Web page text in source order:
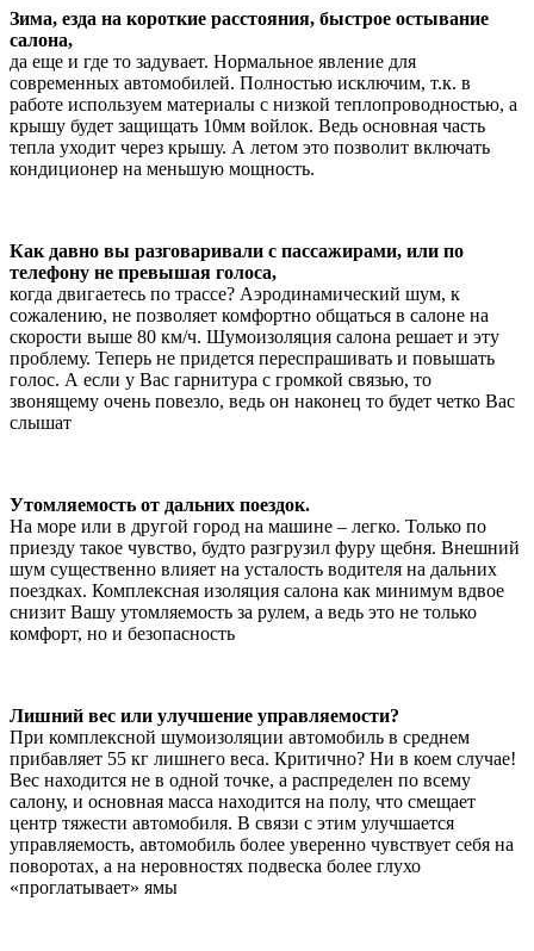
Зима, езда на короткие расстояния, быстрое остывание
салона,
да еще и где то задувает. Нормальное явление для
современных автомобилей. Полностью исключим, т.к. в
работе используем материалы с низкой теплопроводностью, а
крышу будет защищать 10мм войлок. Ведь основная часть
тепла уходит через крышу. А летом это позволит включать
кондиционер на меньшую мощность.
Как давно вы разговаривали с пассажирами, или по
телефону не превышая голоса,
когда двигаетесь по трассе? Аэродинамический шум, к
сожалению, не позволяет комфортно общаться в салоне на
скорости выше 80 км/ч. Шумоизоляция салона решает и эту
проблему. Теперь не придется переспрашивать и повышать
голос. А если у Вас гарнитура с громкой связью, то
звонящему очень повезло, ведь он наконец то будет четко Вас
слышат
Утомляемость от дальних поездок.
На море или в другой город на машине – легко. Только по
приезду такое чувство, будто разгрузил фуру щебня. Внешний
шум существенно влияет на усталость водителя на дальних
поездках. Комплексная изоляция салона как минимум вдвое
снизит Вашу утомляемость за рулем, а ведь это не только
комфорт, но и безопасность
Лишний вес или улучшение управляемости?
При комплексной шумоизоляции автомобиль в среднем
прибавляет 55 кг лишнего веса. Критично? Ни в коем случае!
Вес находится не в одной точке, а распределен по всему
салону, и основная масса находится на полу, что смещает
центр тяжести автомобиля. В связи с этим улучшается
управляемость, автомобиль более уверенно чувствует себя на
поворотах, а на неровностях подвеска более глухо
«проглатывает» ямы